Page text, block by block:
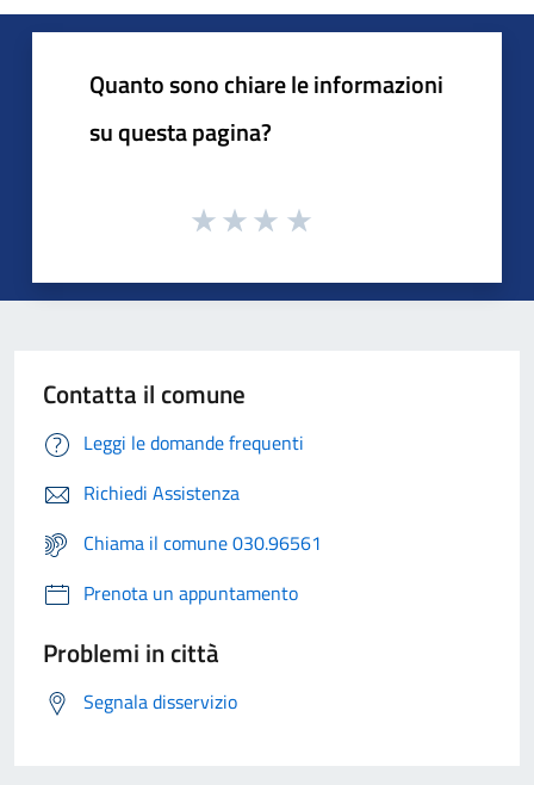
Quanto sono chiare le informazioni
su questa pagina?
Contatta il comune
Leggi le domande frequenti
Richiedi Assistenza
Chiama il comune 030.96561
Prenota un appuntamento
Problemi in città
Segnala disservizio